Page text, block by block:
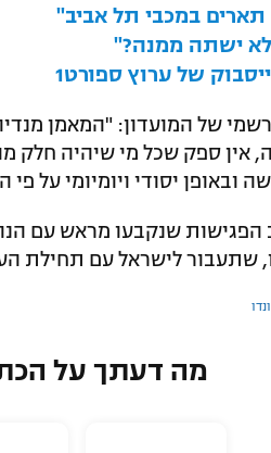
במכבי תל אביב"
ישתה ממנה?"
של ערוץ ספורט1
של המועדון: "המאמן
אין ספק שכל מי שיהיה חלק
ובאופן יסודי ויומיומי על
הפגישות שנקבעו מראש עם
שתעבור לישראל עם תחילת
מה דעתך על